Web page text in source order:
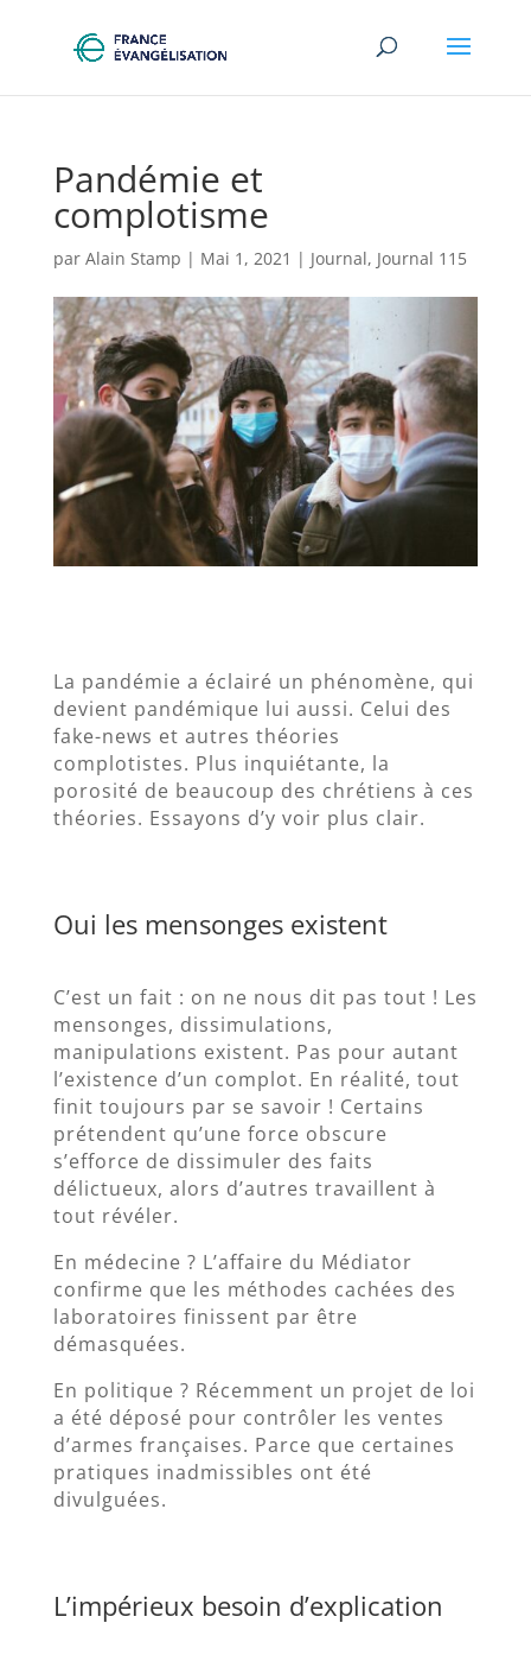
Pandémie et
complotisme
par Alain Stamp | Mai 1, 2021 | Journal, Journal 115
La pandémie a éclairé un phénomène, qui
devient pandémique lui aussi. Celui des
fake-news et autres théories
complotistes. Plus inquiétante, la
porosité de beaucoup des chrétiens à ces
théories. Essayons d’y voir plus clair.
Oui les mensonges existent
C’est un fait : on ne nous dit pas tout ! Les
mensonges, dissimulations,
manipulations existent. Pas pour autant
l’existence d’un complot. En réalité, tout
finit toujours par se savoir ! Certains
prétendent qu’une force obscure
s’efforce de dissimuler des faits
délictueux, alors d’autres travaillent à
tout révéler.
En médecine ? L’affaire du Médiator
confirme que les méthodes cachées des
laboratoires finissent par être
démasquées.
En politique ? Récemment un projet de loi
a été déposé pour contrôler les ventes
d’armes françaises. Parce que certaines
pratiques inadmissibles ont été
divulguées.
L’impérieux besoin d’explication